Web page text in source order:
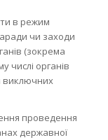
в режим
чи заходи
(зокрема
числі органів
виключних
проведення
державної